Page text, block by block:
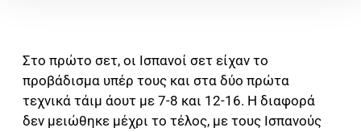
Στο πρώτο σετ, οι Ισπανοί σετ είχαν το
προβάδισμα υπέρ τους και στα δύο πρώτα
τεχνικά τάιμ άουτ με 7-8 και 12-16. Η διαφορά
δεν μειώθηκε μέχρι το τέλος, με τους Ισπανούς